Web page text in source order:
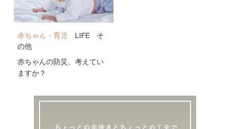
赤ちゃん・育児 LIFE
そ
の他
赤ちゃんの防災、考えてい
ますか？